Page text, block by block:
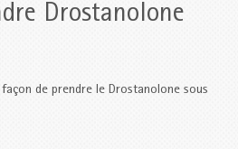
Drostanolone
de prendre le Drostanolone sous